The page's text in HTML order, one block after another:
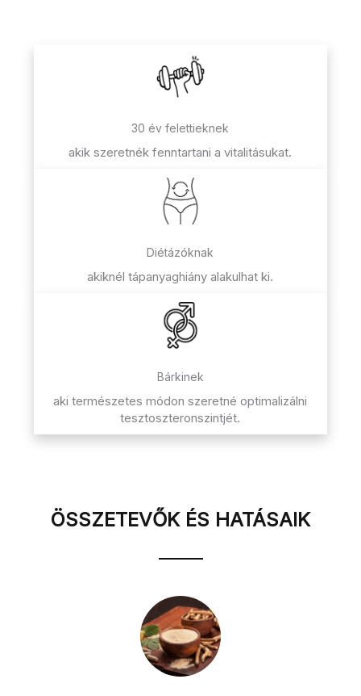
30 év felettieknek
akik szeretnék fenntartani a vitalitásukat.
Diétázóknak
akiknél tápanyaghiány alakulhat ki.
Bárkinek
aki természetes módon szeretné optimalizálni
tesztoszteronszintjét.
ÖSSZETEVŐK ÉS HATÁSAIK